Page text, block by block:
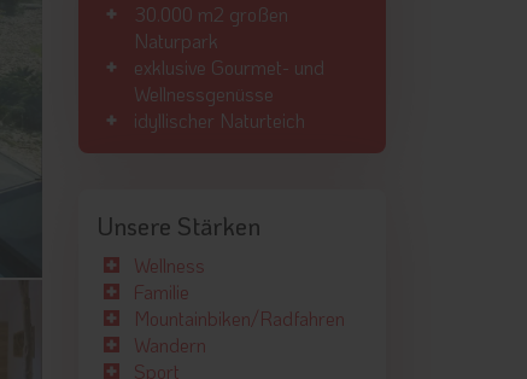
30.000 m2 großen
Naturpark
exklusive Gourmet- und
Wellnessgenüsse
idyllischer Naturteich
Unsere Stärken
Wellness
Familie
Mountainbiken/Radfahren
Wandern
Sport